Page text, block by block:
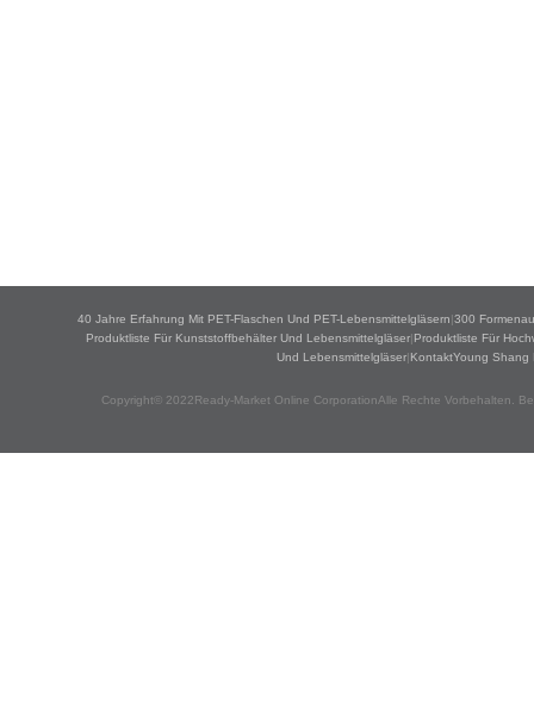
40 Jahre Erfahrung Mit PET-Flaschen Und PET-Lebensmittelgläsern|300
Produktliste Für Kunststoffbehälter Und Lebensmittelgläser|Produktliste Für
Und Lebensmittelgläser|KontaktYoung Shang
Copyright© 2022Ready-Market Online CorporationAlle Rechte Vorbehalten.